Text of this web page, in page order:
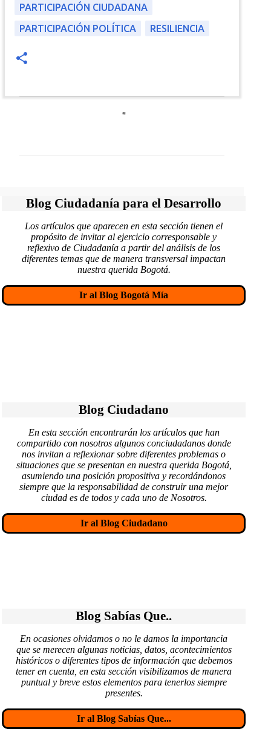
PARTICIPACIÓN CIUDADANA
PARTICIPACIÓN POLÍTICA
RESILIENCIA
n
i
o
Blog Ciudadanía para el Desarrollo
Los artículos que aparecen en esta sección tienen el
propósito de invitar al ejercicio corresponsable y
reflexivo de Ciudadanía a partir del análisis de los
diferentes temas que de manera transversal impactan
nuestra querida Bogotá.
Ir al Blog Bogotá Mía
Blog Ciudadano
En esta sección encontrarán los artículos que han
compartido con nosotros algunos conciudadanos donde
nos invitan a reflexionar sobre diferentes problemas o
situaciones que se presentan en nuestra querida Bogotá,
asumiendo una posición propositiva y recordándonos
siempre que la responsabilidad de construir una mejor
ciudad es de todos y cada uno de Nosotros.
Ir al Blog Ciudadano
Blog Sabías Que..
En ocasiones olvidamos o no le damos la importancia
que se merecen algunas noticias, datos, acontecimientos
históricos o diferentes tipos de información que debemos
tener en cuenta, en esta sección visibilizamos de manera
puntual y breve estos elementos para tenerlos siempre
presentes.
Ir al Blog Sabías Que...